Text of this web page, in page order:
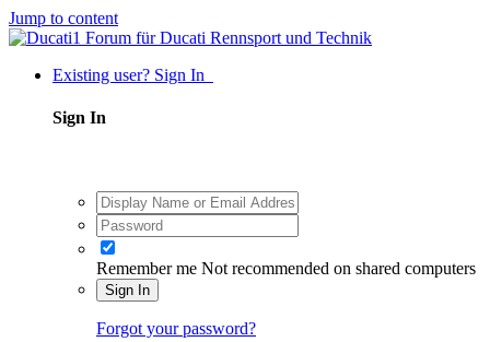
Jump to content
Existing user? Sign In
Sign In
Remember me Not recommended on shared computers
Sign In
Forgot your password?